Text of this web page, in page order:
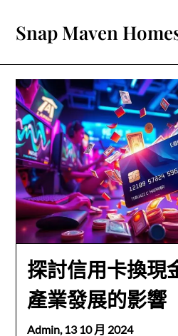
content
Snap Maven
探討信用卡換現
產業發展的影響
Admin,13 10 月 2024